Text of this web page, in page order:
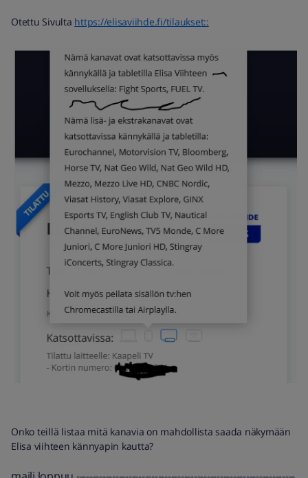
Otettu Sivulta https://elisaviihde.fi/tilaukset::
Onko teillä listaa mitä kanavia on mahdollista saada näkymään
Elisa viihteen kännyapin kautta?